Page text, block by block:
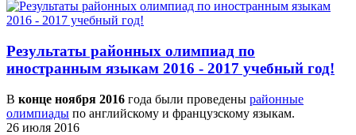
Результаты районных олимпиад по
иностранным языкам 2016 - 2017 учебный год!
В конце ноября 2016 года были проведены районные
олимпиады по английскому и французскому языкам.
26 июля 2016